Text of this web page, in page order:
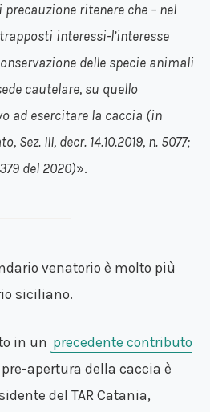
ritenere che – nel
interessi-l’interesse
delle specie animali
cautelare, su quello
ad esercitare la caccia (in
Sez. III, decr. 14.10.2019, n. 5077;
del 2020)».
venatorio è molto più
siciliano.
in un precedente contributo
apertura della caccia è
del TAR Catania,